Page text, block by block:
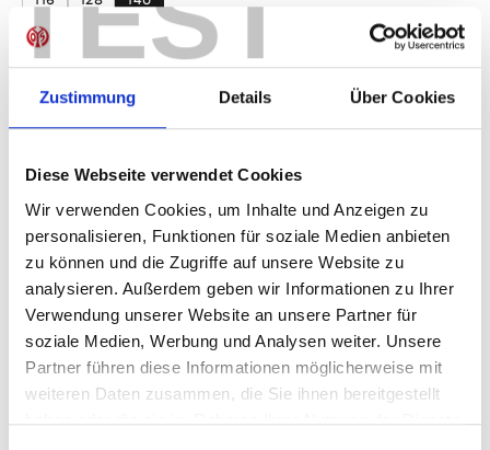
Zustimmung Details Über Cookies
Diese Webseite verwendet Cookies
Wir verwenden Cookies, um Inhalte und Anzeigen zu
personalisieren, Funktionen für soziale Medien anbieten
zu können und die Zugriffe auf unsere Website zu
analysieren. Außerdem geben wir Informationen zu Ihrer
Verwendung unserer Website an unsere Partner für
soziale Medien, Werbung und Analysen weiter. Unsere
Partner führen diese Informationen möglicherweise mit
weiteren Daten zusammen, die Sie ihnen bereitgestellt
haben oder die sie im Rahmen Ihrer Nutzung der Dienste
Sponsoren
Ohne Sponsoren Mit Sponsoren
Produkt Anzahl: Gib den gewünschten
Anzahl
Sofort verfügbar, Lieferzeit: 5-7 Tage
IN DEN WARENKORB